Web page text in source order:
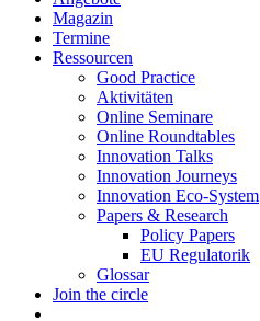
Magazin
Termine
Ressourcen
Good Practice
Aktivitäten
Online Seminare
Online Roundtables
Innovation Talks
Innovation Journeys
Innovation Eco-System
Papers & Research
Policy Papers
EU Regulatorik
Glossar
Join the circle